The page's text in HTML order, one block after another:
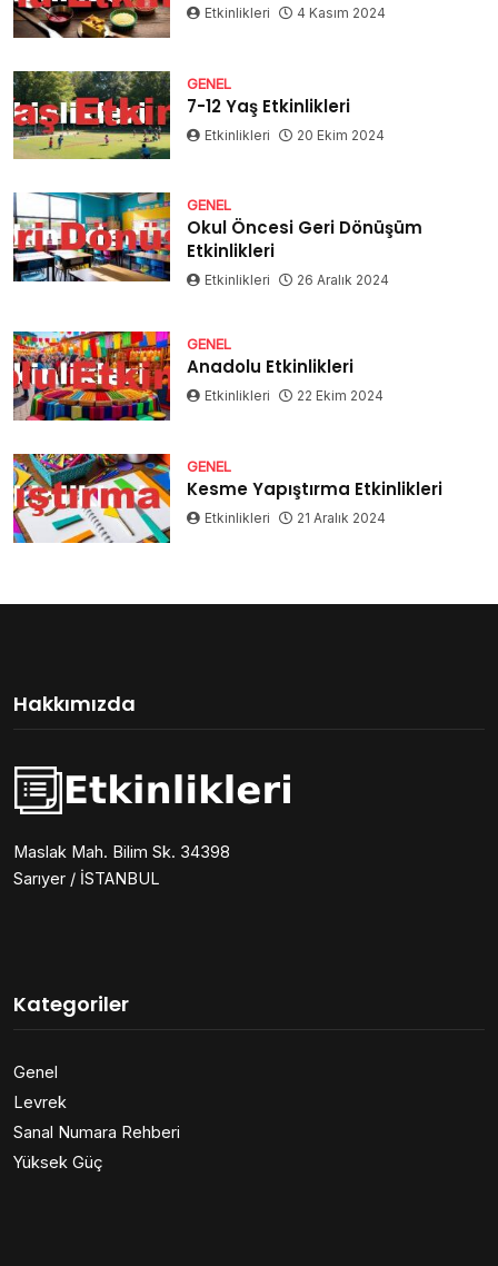
Etkinlikleri 4 Kasım 2024
GENEL
7-12 Yaş Etkinlikleri
Etkinlikleri 20 Ekim 2024
GENEL
Okul Öncesi Geri Dönüşüm
Etkinlikleri
Etkinlikleri 26 Aralık 2024
GENEL
Anadolu Etkinlikleri
Etkinlikleri 22 Ekim 2024
GENEL
Kesme Yapıştırma Etkinlikleri
Etkinlikleri 21 Aralık 2024
Hakkımızda
Maslak Mah. Bilim Sk. 34398
Sarıyer / İSTANBUL
Kategoriler
Genel
Levrek
Sanal Numara Rehberi
Yüksek Güç